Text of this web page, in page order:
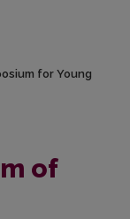
for Young
of